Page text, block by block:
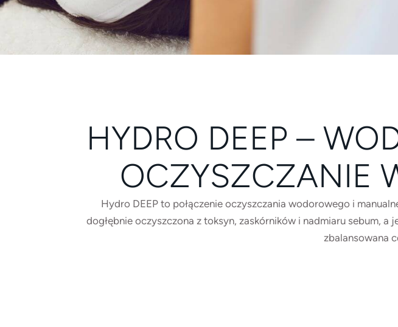
HYDRO DEEP –
OCZYSZCZANIE
Hydro DEEP to połączenie oczyszczania wodorowego i
dogłębnie oczyszczona z toksyn, zaskórników i nadmiaru sebum,
zbalansowana